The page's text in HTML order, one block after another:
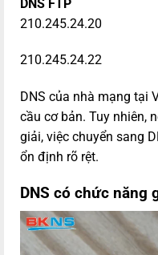
DNS FTP
210.245.24.20
210.245.24.22
DNS của nhà mạng tại
cầu cơ bản. Tuy nhiên,
giải, việc chuyển sang
ổn định rõ rệt.
DNS có chức năng